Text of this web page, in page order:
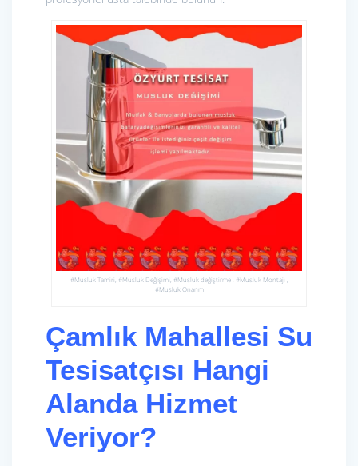
#Musluk Tamiri, #Musluk Değişimi, #Musluk değiştirme , #Musluk Montajı ,
#Musluk Onarım
Çamlık Mahallesi Su
Tesisatçısı Hangi
Alanda Hizmet
Veriyor?